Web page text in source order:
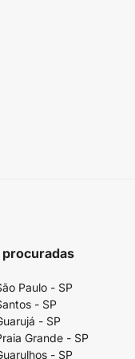
procuradas
Paulo - SP
- SP
- SP
Grande - SP
- SP